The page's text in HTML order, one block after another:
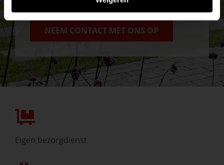
NEEM CONTACT MET ONS OP
Eigen bezorgdienst